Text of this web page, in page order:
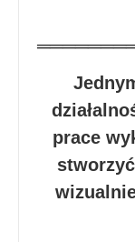
prace